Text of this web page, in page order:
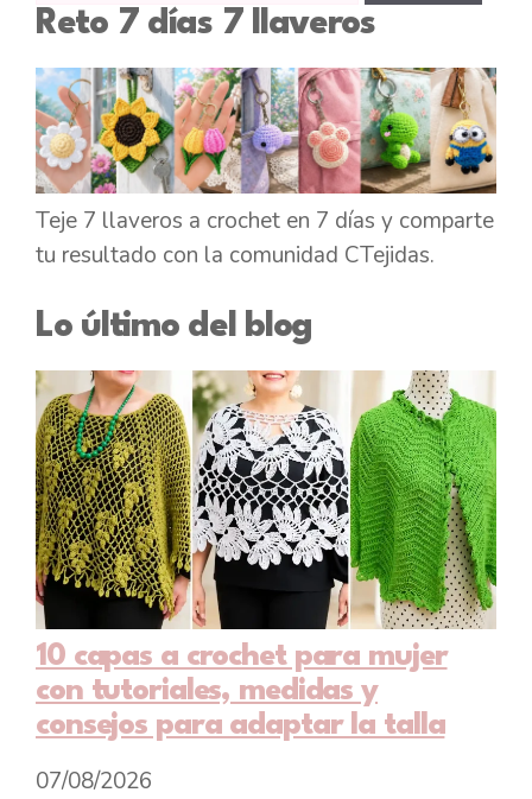
en
CTejidas
Reto 7 días 7 llaveros
Teje 7 llaveros a crochet en 7 días y comparte
tu resultado con la comunidad CTejidas.
Lo último del blog
10 capas a crochet para mujer
con tutoriales, medidas y
consejos para adaptar la talla
07/08/2026